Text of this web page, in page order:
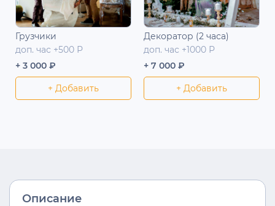
Грузчики
доп. час +500 Р
+ 3 000 ₽
+ Добавить
Декоратор (2 часа)
доп. час +1000 Р
+ 7 000 ₽
+ Добавить
Описание